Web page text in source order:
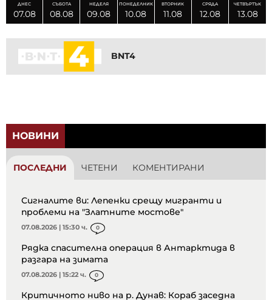
ДНЕС
07.08
СЪБОТА
08.08
НЕДЕЛЯ
09.08
ПОНЕДЕЛНИК
10.08
ВТОРНИК
11.08
СРЯДА
12.08
ЧЕТВЪРТЪК
13.08
BNT4
НОВИНИ
ПОСЛЕДНИ ЧЕТЕНИ КОМЕНТИРАНИ
Сигналите ви: Лепенки срещу мигранти и
проблеми на "Златните мостове"
07.08.2026 | 15:30 ч. 0
Рядка спасителна операция в Антарктида в
разгара на зимата
07.08.2026 | 15:22 ч. 0
Критичното ниво на р. Дунав: Кораб заседна